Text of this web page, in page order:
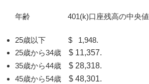
年齢 401(k)口座残高の中央値
25歳以下 $ 1,948.
25歳から34歳 $ 11,357.
35歳から44歳 $ 28,318.
45歳から54歳 $ 48,301.